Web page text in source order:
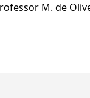
M. de